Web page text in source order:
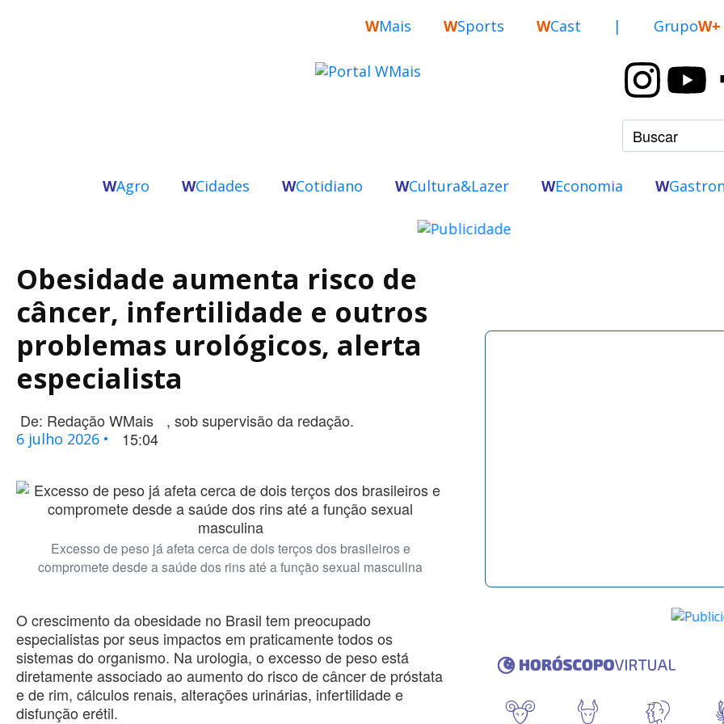
WMais WSports WCast | GrupoW+
WAgro WCidades WCotidiano WCultura&Lazer WEconomia W
Obesidade aumenta risco de
câncer, infertilidade e outros
problemas urológicos, alerta
especialista
De: Redação WMais , sob supervisão da redação.
6 julho 2026 • 15:04
Excesso de peso já afeta cerca de dois terços dos brasileiros e
compromete desde a saúde dos rins até a função sexual masculina
O crescimento da obesidade no Brasil tem preocupado
especialistas por seus impactos em praticamente todos os
sistemas do organismo. Na urologia, o excesso de peso está
diretamente associado ao aumento do risco de câncer de próstata
e de rim, cálculos renais, alterações urinárias, infertilidade e
disfunção erétil.